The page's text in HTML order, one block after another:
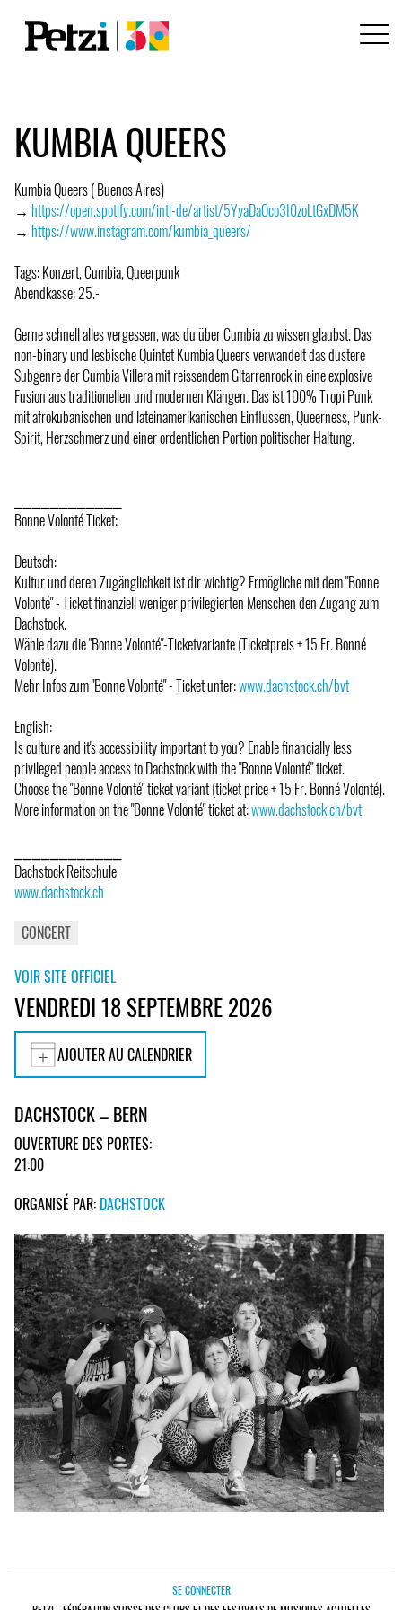
KUMBIA QUEERS
Kumbia Queers ( Buenos Aires)
→ https://open.spotify.com/intl-de/artist/5YyaDaOco3I0zoLtGxDM5K
→ https://www.instagram.com/kumbia_queers/
Tags: Konzert, Cumbia, Queerpunk
Abendkasse: 25.-
Gerne schnell alles vergessen, was du über Cumbia zu wissen glaubst. Das
non-binary und lesbische Quintet Kumbia Queers verwandelt das düstere
Subgenre der Cumbia Villera mit reissendem Gitarrenrock in eine explosive
Fusion aus traditionellen und modernen Klängen. Das ist 100% Tropi Punk
mit afrokubanischen und lateinamerikanischen Einflüssen, Queerness, Punk-
Spirit, Herzschmerz und einer ordentlichen Portion politischer Haltung.
Bonne Volonté Ticket:
Deutsch:
Kultur und deren Zugänglichkeit ist dir wichtig? Ermögliche mit dem "Bonne
Volonté" - Ticket finanziell weniger privilegierten Menschen den Zugang zum
Dachstock.
Wähle dazu die "Bonne Volonté"-Ticketvariante (Ticketpreis + 15 Fr. Bonné
Volonté).
Mehr Infos zum "Bonne Volonté" - Ticket unter:www.dachstock.ch/bvt
English:
Is culture and it's accessibility important to you? Enable financially less
privileged people access to Dachstock with the "Bonne Volonté" ticket.
Choose the "Bonne Volonté" ticket variant (ticket price + 15 Fr. Bonné Volonté).
More information on the "Bonne Volonté" ticket at:www.dachstock.ch/bvt
Dachstock Reitschule
www.dachstock.ch
CONCERT
VOIR SITE OFFICIEL
VENDREDI 18 SEPTEMBRE 2026
AJOUTER AU CALENDRIER
DACHSTOCK – BERN
OUVERTURE DES PORTES:
21:00
ORGANISÉ PAR: DACHSTOCK
SE CONNECTER